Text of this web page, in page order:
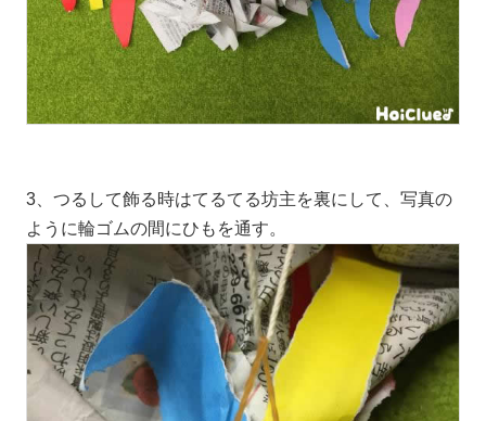
3、つるして飾る時はてるてる坊主を裏にして、写真の
ように輪ゴムの間にひもを通す。